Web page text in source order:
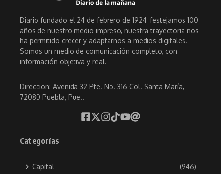
Diario fundado el 24 de febrero de 1924, festejamos 100
años de nuestro medio impreso, nuestra trayectoria nos
ha permitido crecer y adaptarnos a medios digitales.
Somos un medio de comunicación completo, con
información objetiva y real.
Direccion: Avenida 32 Pte. No. 316 Col. Santa María,
72080 Puebla, Pue..
Categorías
Capital (946)